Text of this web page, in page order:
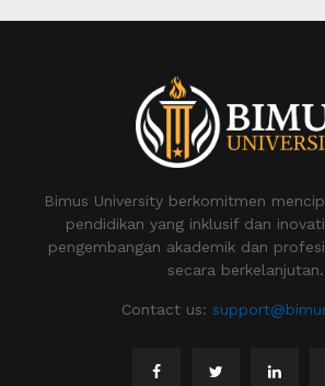
Bimus University berkomitmen
pendidikan yang inklusif dan
pengembangan akademik dan
secara berkelanjutan.
Contact us: